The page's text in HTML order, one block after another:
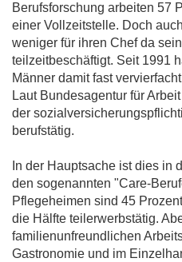
Berufsforschung arbeiten 57
einer Vollzeitstelle. Doch
weniger für ihren Chef da
teilzeitbeschäftigt. Seit 1991
Männer damit fast
Laut Bundesagentur für
der
berufstätig.
In der Hauptsache ist dies in
den sogenannten "Care-
Pflegeheimen sind 45
die Hälfte teilerwerbstätig.
familienunfreundlichen
Gastronomie und im